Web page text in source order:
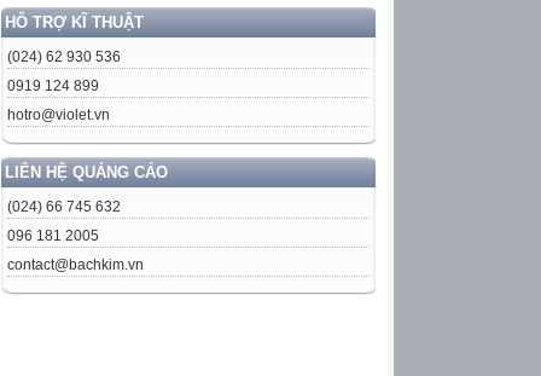
HỖ TRỢ KĨ THUẬT
(024) 62 930 536
0919 124 899
hotro@violet.vn
LIÊN HỆ QUẢNG CÁO
(024) 66 745 632
096 181 2005
contact@bachkim.vn